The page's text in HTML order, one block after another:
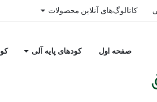
کاتالوگ‌های آنلاین محصولات
صفحه اول کودهای پایه آلی